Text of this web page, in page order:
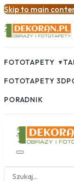
Skip to main
FOTOTAPETY ▾
FOTOTAPETY 3D
PORADNIK